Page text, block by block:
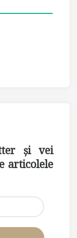
și vei
articolele